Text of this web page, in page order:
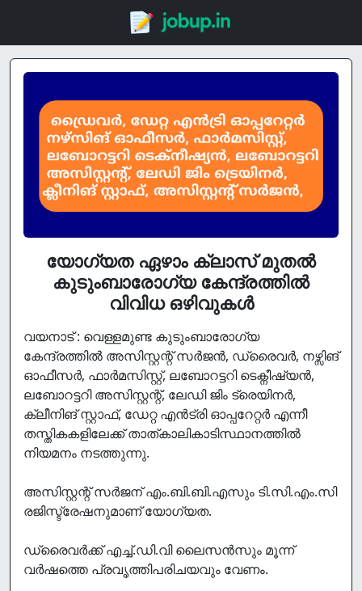
യോഗ്യത ഏഴാം ക്ലാസ് മുതൽ
കുടുംബാരോഗ്യ കേന്ദ്രത്തിൽ
വിവിധ ഒഴിവുകൾ
വയനാട് : വെള്ളമുണ്ട കുടുംബാരോഗ്യ
കേന്ദ്രത്തിൽ അസിസ്റ്റന്റ് സ‍ർജൻ, ഡ്രൈവ‍ർ, നഴ്സിങ്
ഓഫീസ‍ർ, ഫാർമസിസ്റ്റ്, ലബോറട്ടറി ടെക്നീഷ്യൻ,
ലബോറട്ടറി അസിസ്റ്റന്റ്, ലേഡി ജിം ട്രെയിനർ,
ക്ലീനിങ് സ്റ്റാഫ്, ഡേറ്റ എൻട്രി ഓപ്പറേറ്റ‍ർ എന്നീ
തസ്തികകളിലേക്ക് താത്കാലികാടിസ്ഥാനത്തിൽ
നിയമനം നടത്തുന്നു.
അസിസ്റ്റന്റ് സർജന് എം.ബി.ബി.എസും ടി.സി.എം.സി
രജിസ്ട്രേഷനുമാണ് യോഗ്യത.
ഡ്രൈവ‍ർക്ക് എച്ച്.ഡി.വി ലൈസൻസും മൂന്ന്
വ‍ർഷത്തെ പ്രവൃത്തിപരിചയവും വേണം.